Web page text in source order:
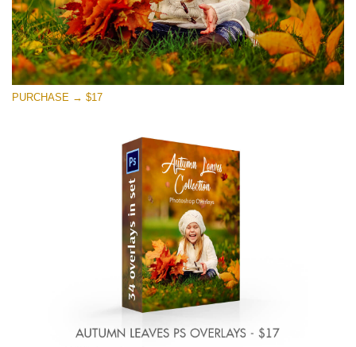
PURCHASE → $17